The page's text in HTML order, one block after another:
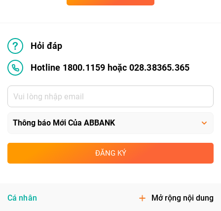
Hỏi đáp
Hotline 1800.1159 hoặc 028.38365.365
ĐĂNG KÝ
Cá nhân Mở rộng nội dung